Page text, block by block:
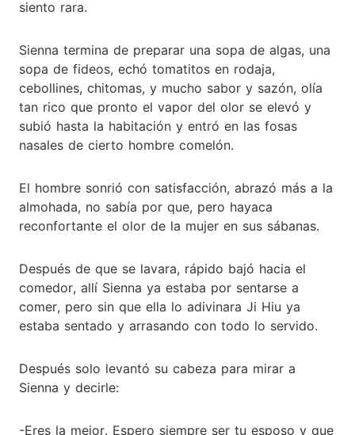
siento rara.
Sienna termina de preparar una sopa de algas, una
sopa de fideos, echó tomatitos en rodaja,
cebollines, chitomas, y mucho sabor y sazón, olía
tan rico que pronto el vapor del olor se elevó y
subió hasta la habitación y entró en las fosas
nasales de cierto hombre comelón.
El hombre sonrió con satisfacción, abrazó más a la
almohada, no sabía por que, pero hayaca
reconfortante el olor de la mujer en sus sábanas.
Después de que se lavara, rápido bajó hacia el
comedor, allí Sienna ya estaba por sentarse a
comer, pero sin que ella lo adivinara Ji Hiu ya
estaba sentado y arrasando con todo lo servido.
Después solo levantó su cabeza para mirar a
Sienna y decirle:
-Eres la mejor. Espero siempre ser tu esposo y que